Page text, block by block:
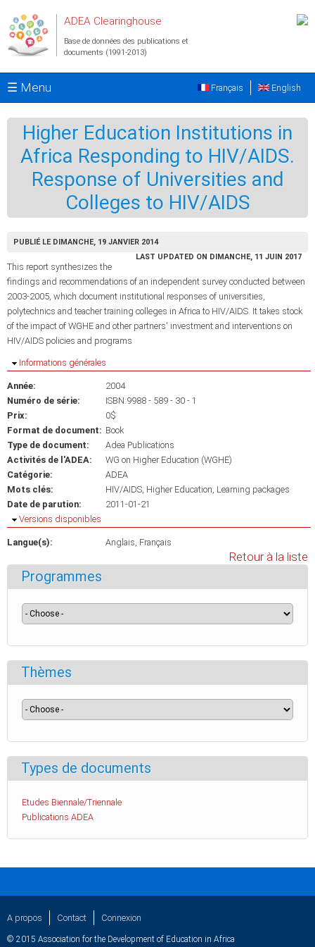
ADEA Clearinghouse
Base de données des publications et
documents (1991-2013)
☰ Menu English
Français
Higher Education Institutions in
Africa Responding to HIV/AIDS.
Response of Universities and
Colleges to HIV/AIDS
PUBLIÉ LE DIMANCHE, 19 JANVIER 2014
LAST UPDATED ON DIMANCHE, 11 JUIN 2017
This report synthesizes the
findings and recommendations of an independent survey conducted between
2003-2005, which document institutional responses of universities,
polytechnics and teacher training colleges in Africa to HIV/AIDS. It takes stock
of the impact of WGHE and other partners' investment and interventions on
HIV/AIDS policies and programs
Masquer
Informations générales
Année:
2004
Numéro de série:
ISBN:9988 - 589 - 30 - 1
Prix:
0$
Format de document: Book
Type de document:
Adea Publications
Activités de l'ADEA:
WG on Higher Education (WGHE)
Catégorie:
ADEA
Mots clés:
HIV/AIDS Higher Education Learning packages
Date de parution:
2011-01-21
Masquer
Versions disponibles
Langue(s): Anglais Français
Retour à la liste
Programmes
Thèmes
Types de documents
Etudes Biennale/Triennale
Publications ADEA
A propos Contact Connexion
© 2015 Association for the Development of Education in Africa